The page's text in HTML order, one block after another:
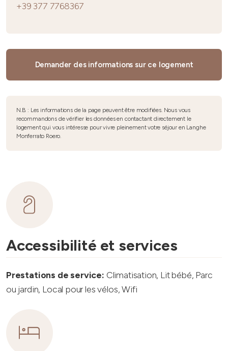
+39 377 7768367
Demander des informations sur ce logement
N.B. : Les informations de la page peuvent être modifiées. Nous vous
recommandons de vérifier les données en contactant directement le
logement qui vous intéresse pour vivre pleinement votre séjour en Langhe
Monferrato Roero.
Accessibilité et services
Prestations de service: Climatisation, Lit bébé, Parc
ou jardin, Local pour les vélos, Wifi